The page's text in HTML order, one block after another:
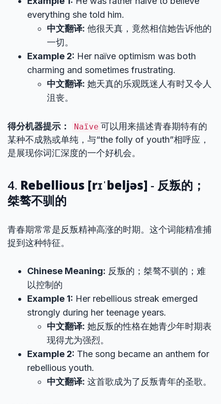
everything she told him.
中文翻译: 他很天真，竟然相信她告诉他的
一切。
Example 2: Her naïve optimism was both
charming and sometimes frustrating.
中文翻译: 她天真的乐观既迷人有时又令人
沮丧。
得分机器提示： Naïve 可以用来描述青春期特有的
某种不成熟或单纯，与“the folly of youth”相呼应，
是展现你词汇深度的一个好机会。
4. Rebellious [rɪˈbeljəs] - 反叛的；
桀骜不驯的
青春期常常是反叛精神高涨的时期。这个词能精准捕
捉到这种特征。
Chinese Meaning: 反叛的；桀骜不驯的；难
以控制的
Example 1: Her rebellious streak emerged
strongly during her teenage years.
中文翻译: 她反叛的性格在她青少年时期表
现得尤为强烈。
Example 2: The song became an anthem for
rebellious youth.
中文翻译: 这首歌成为了反叛青年的圣歌。